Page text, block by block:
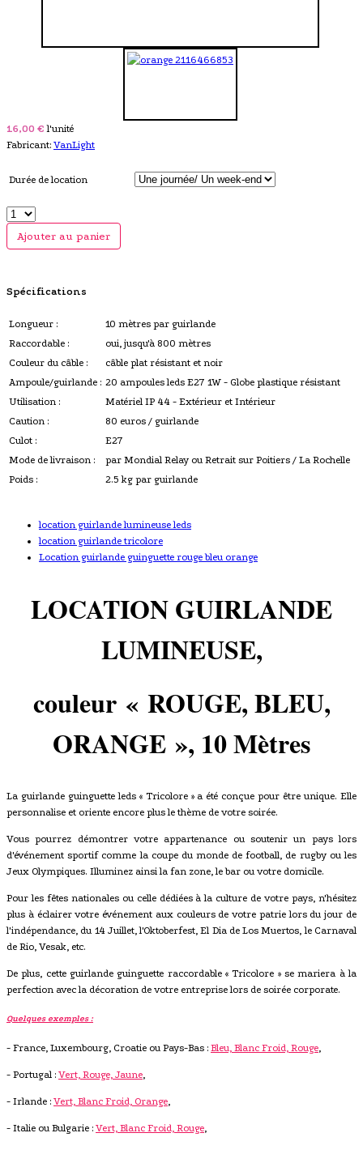
16,00 € l'unité
Fabricant: VanLight
Durée de location
Ajouter au panier
Spécifications
Longueur :
10 mètres par guirlande
Raccordable :
oui, jusqu'à 800 mètres
Couleur du câble :
câble plat résistant et noir
Ampoule/guirlande : 20 ampoules leds E27 1W - Globe plastique résistant
Utilisation :
Matériel IP 44 - Extérieur et Intérieur
Caution :
80 euros / guirlande
Culot :
E27
Mode de livraison :
par Mondial Relay ou Retrait sur Poitiers / La Rochelle
Poids :
2.5 kg par guirlande
location guirlande lumineuse leds
location guirlande tricolore
Location guirlande guinguette rouge bleu orange
LOCATION GUIRLANDE
LUMINEUSE,
couleur « ROUGE, BLEU,
ORANGE », 10 Mètres
La guirlande guinguette leds « Tricolore » a été conçue pour être unique. Elle
personnalise et oriente encore plus le thème de votre soirée.
Vous pourrez démontrer votre appartenance ou soutenir un pays lors
d'événement sportif comme la coupe du monde de football, de rugby ou les
Jeux Olympiques. Illuminez ainsi la fan zone, le bar ou votre domicile.
Pour les fêtes nationales ou celle dédiées à la culture de votre pays, n'hésitez
plus à éclairer votre événement aux couleurs de votre patrie lors du jour de
l'indépendance, du 14 Juillet, l'Oktoberfest, El Dia de Los Muertos, le Carnaval
de Rio, Vesak, etc.
De plus, cette guirlande guinguette raccordable « Tricolore » se mariera à la
perfection avec la décoration de votre entreprise lors de soirée corporate.
Quelques exemples :
- France, Luxembourg, Croatie ou Pays-Bas : Bleu, Blanc Froid, Rouge
- Portugal : Vert, Rouge, Jaune
- Irlande : Vert, Blanc Froid, Orange
- Italie ou Bulgarie : Vert, Blanc Froid, Rouge